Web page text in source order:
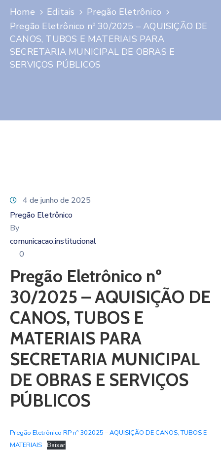
Home Editais
Pregão Eletrônico
Pregão Eletrônico nº 30/2025 – AQUISIÇÃO DE
CANOS, TUBOS E MATERIAIS PARA
SECRETARIA MUNICIPAL DE OBRAS E
SERVIÇOS PÚBLICOS
4 de junho de 2025
Pregão Eletrônico
By
comunicacao.institucional
0
Pregão Eletrônico nº
30/2025 – AQUISIÇÃO DE
CANOS, TUBOS E
MATERIAIS PARA
SECRETARIA MUNICIPAL
DE OBRAS E SERVIÇOS
PÚBLICOS
Pregão Eletrônico RP nº 302025 – AQUISIÇÃO DE CANOS, TUBOS E
MATERIAIS
Baixar